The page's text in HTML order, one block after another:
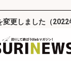
更しました（2022